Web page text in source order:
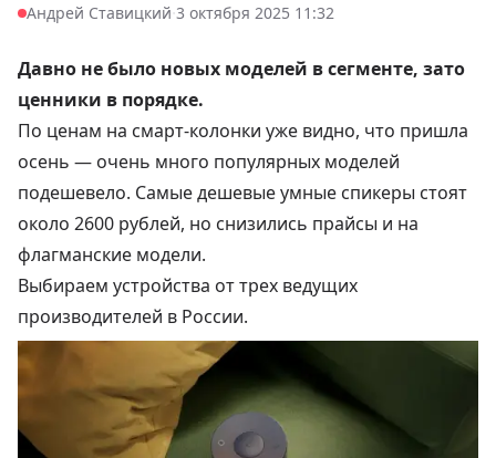
Андрей Ставицкий·3 октября 2025 11:32
Давно не было новых моделей в сегменте, зато
ценники в порядке.
По ценам на смарт-колонки уже видно, что пришла
осень — очень много популярных моделей
подешевело. Самые дешевые умные спикеры стоят
около 2600 рублей, но снизились прайсы и на
флагманские модели.
Выбираем устройства от трех ведущих
производителей в России.